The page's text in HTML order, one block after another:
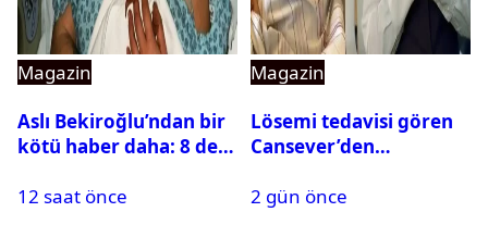
Magazin
Aslı Bekiroğlu’ndan bir
kötü haber daha: 8 defa
12 saat önce
Magazin
Lösemi tedavisi gören
Cansever’den
2 gün önce